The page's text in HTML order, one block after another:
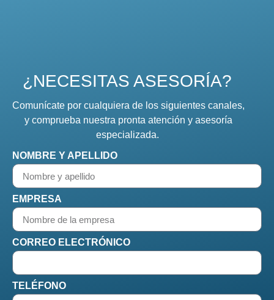
¿NECESITAS ASESORÍA?
Comunícate por cualquiera de los siguientes canales,
y comprueba nuestra pronta atención y asesoría
especializada.
NOMBRE Y APELLIDO
EMPRESA
CORREO ELECTRÓNICO
TELÉFONO